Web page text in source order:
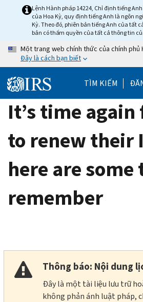
Lệnh Hành pháp 14224, Chỉ định tiếng
của Hoa Kỳ, quy định tiếng Anh là ngôn
Kỳ. Theo đó, phiên bản tiếng Anh của tất
bản có thẩm quyền của tất cả thông tin
Một trang web chính thức của chính phủ
Đây là cách bạn biết
TÌM KIẾM
It’s time
to renew their
here are
remember
Thông báo: Nội dung
Đây là một tài liệu lưu trữ
không phản ánh luật pháp,